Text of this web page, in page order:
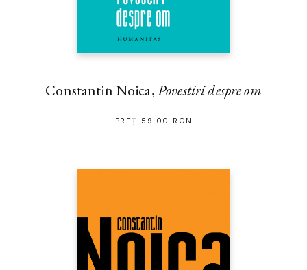
Constantin Noica,Povestiri despre om
PREȚ 59.00 RON